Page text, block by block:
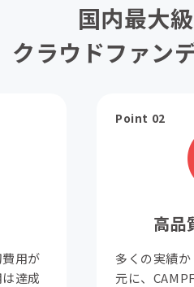
国内最大
クラウドファン
用が
達成
Point 02
高品
多くの実績
元に、